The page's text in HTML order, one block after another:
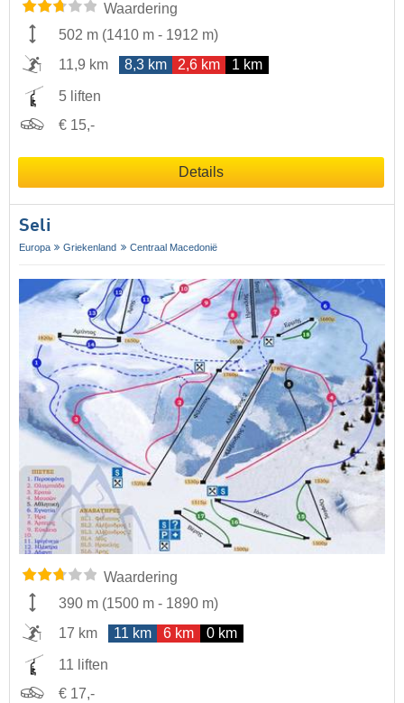
Waardering
502 m (1410 m - 1912 m)
11,9 km
8,3 km 2,6 km 1 km
5 liften
€ 15,-
Details
Seli
Europa Griekenland Centraal Macedonië
Waardering
390 m (1500 m - 1890 m)
17 km
11 km 6 km 0 km
11 liften
€ 17,-